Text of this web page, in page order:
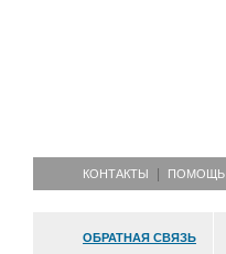
КОНТАКТЫ ПОМОЩЬ
ОБРАТНАЯ СВЯЗЬ